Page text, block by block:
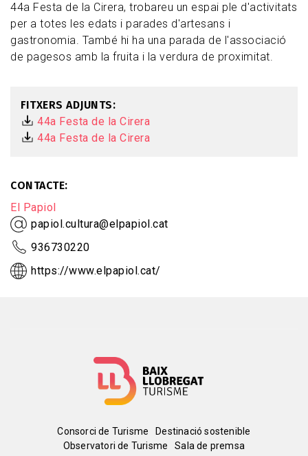
44a Festa de la Cirera, trobareu un espai ple d'activitats
per a totes les edats i parades d'artesans i
gastronomia. També hi ha una parada de l'associació
de pagesos amb la fruita i la verdura de proximitat.
FITXERS ADJUNTS
44a Festa de la Cirera
44a Festa de la Cirera
CONTACTE
El Papiol
papiol.cultura@elpapiol.cat
936730220
https://www.elpapiol.cat/
MenúConsorci de Turisme
Destinació sostenible
Observatori de Turisme
Sala de premsa